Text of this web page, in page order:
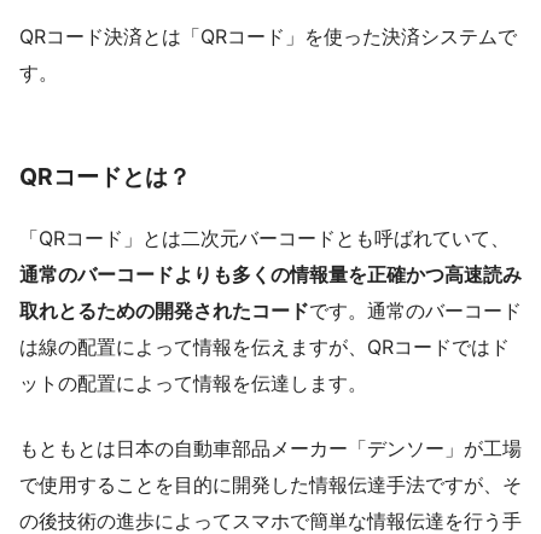
QRコード決済とは「QRコード」を使った決済システムで
す。
QRコードとは？
「QRコード」とは二次元バーコードとも呼ばれていて、
通常のバーコードよりも多くの情報量を正確かつ高速読み
取れとるための開発されたコードです。通常のバーコード
は線の配置によって情報を伝えますが、QRコードではド
ットの配置によって情報を伝達します。
もともとは日本の自動車部品メーカー「デンソー」が工場
で使用することを目的に開発した情報伝達手法ですが、そ
の後技術の進歩によってスマホで簡単な情報伝達を行う手